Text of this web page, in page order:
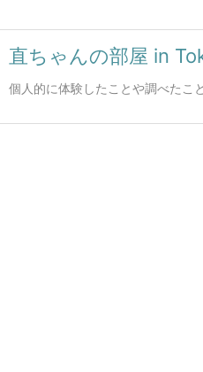
直ちゃんの部屋 in
個人的に体験したことや調べたこ